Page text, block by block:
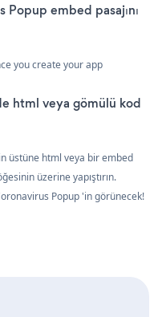
embed pasajını
you create your app
html veya gömülü kod
üstüne html veya bir embed
üzerine yapıştırın.
Popup 'in görünecek!